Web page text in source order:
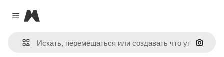
Close menu
Magnific
Поиск